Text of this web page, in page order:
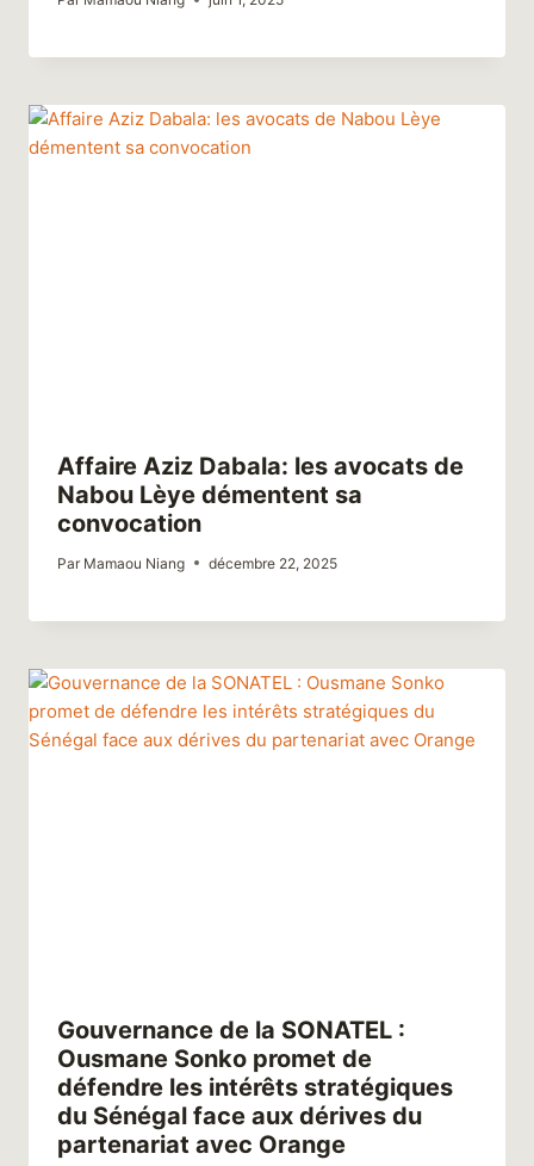
Affaire Aziz Dabala: les avocats de
Nabou Lèye démentent sa
convocation
Par Mamaou Niang décembre 22, 2025
Gouvernance de la SONATEL :
Ousmane Sonko promet de
défendre les intérêts stratégiques
du Sénégal face aux dérives du
partenariat avec Orange